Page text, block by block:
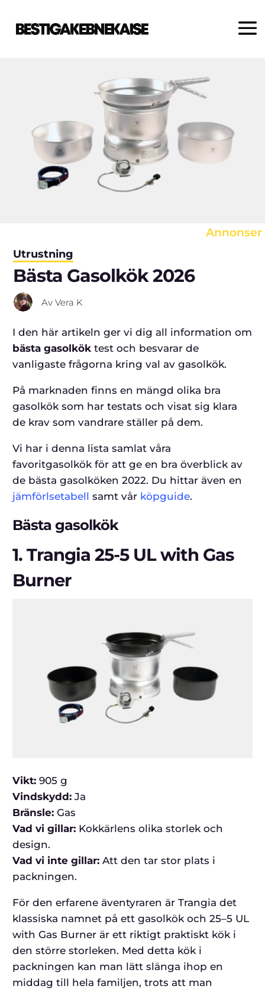
Annonser
Varje produkt väljs noggrant ut
av våra redaktörer. Om du klickar
på en länk och gör ett köp, kan vi
erhålla en provision.
Utrustning
Bästa Gasolkök 2026
Av Vera K
I den här artikeln ger vi dig all information om
bästa gasolköktest och besvarar de
vanligaste frågorna kring val av gasolkök.
På marknaden finns en mängd olika bra
gasolkök som har testats och visat sig klara
de krav som vandrare ställer på dem.
Vi har i denna lista samlat våra
favoritgasolkök för att ge en bra överblick av
de bästa gasolköken 2022. Du hittar även en
jämförlsetabell samt vår köpguide.
Bästa gasolkök
1.Trangia 25-5 UL with Gas
Burner
Vikt:905 g
Vindskydd: Ja
Bränsle:Gas
Vad vi gillar: Kokkärlens olika storlek och
design.
Vad vi inte gillar: Att den tar stor plats i
packningen.
För den erfarene äventyraren är Trangia det
klassiska namnet på ett gasolkök och 25–5 UL
with Gas Burner är ett riktigt praktiskt kök i
den större storleken. Med detta kök i
packningen kan man lätt slänga ihop en
middag till hela familjen, trots att man